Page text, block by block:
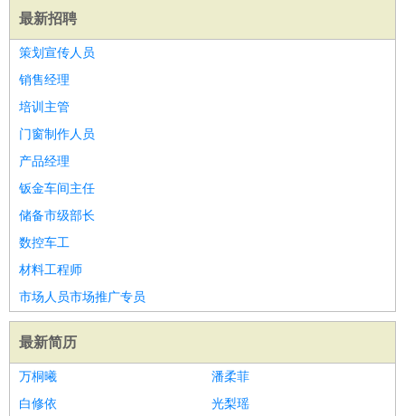
最新招聘
策划宣传人员
销售经理
培训主管
门窗制作人员
产品经理
钣金车间主任
储备市级部长
数控车工
材料工程师
市场人员市场推广专员
最新简历
万桐曦
潘柔菲
白修依
光梨瑶